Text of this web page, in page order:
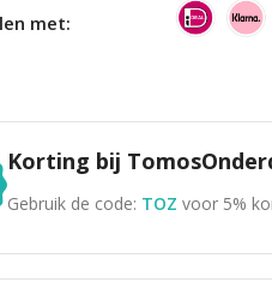
met:
Korting bij
Gebruik de code: TOZ voor 5%